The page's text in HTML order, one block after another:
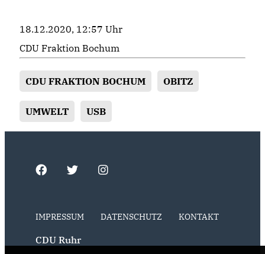
18.12.2020, 12:57 Uhr
CDU Fraktion Bochum
CDU FRAKTION BOCHUM OBITZ
UMWELT USB
IMPRESSUM DATENSCHUTZ KONTAKT
CDU Ruhr